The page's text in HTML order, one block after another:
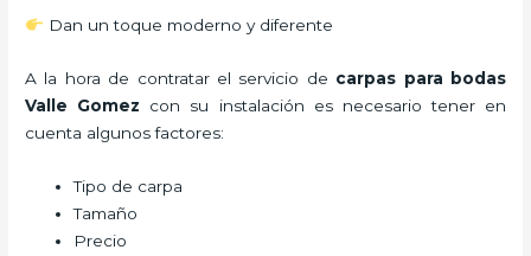
Dan un toque moderno y diferente
A la hora de contratar el servicio de carpas para bodas
Valle Gomez con su instalación es necesario tener en
cuenta algunos factores:
Tipo de carpa
Tamaño
Precio